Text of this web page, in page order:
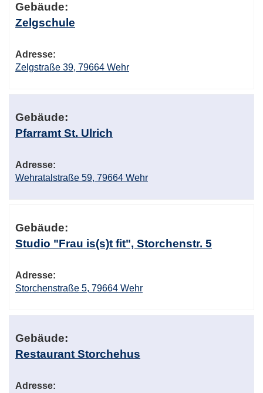
Gebäude:
Zelgschule
Adresse:
Zelgstraße 39, 79664 Wehr
Gebäude:
Pfarramt St. Ulrich
Adresse:
Wehratalstraße 59, 79664 Wehr
Gebäude:
Studio "Frau is(s)t fit", Storchenstr. 5
Adresse:
Storchenstraße 5, 79664 Wehr
Gebäude:
Restaurant Storchehus
Adresse: